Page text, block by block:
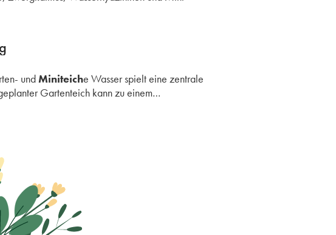
und Miniteiche Wasser spielt eine zentrale
Gartenteich kann zu einem…